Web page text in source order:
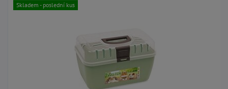
Skladem - poslední kus